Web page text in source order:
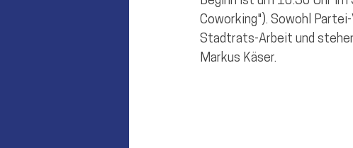
Coworking"). Sowohl
Stadtrats-Arbeit und
Markus Käser.